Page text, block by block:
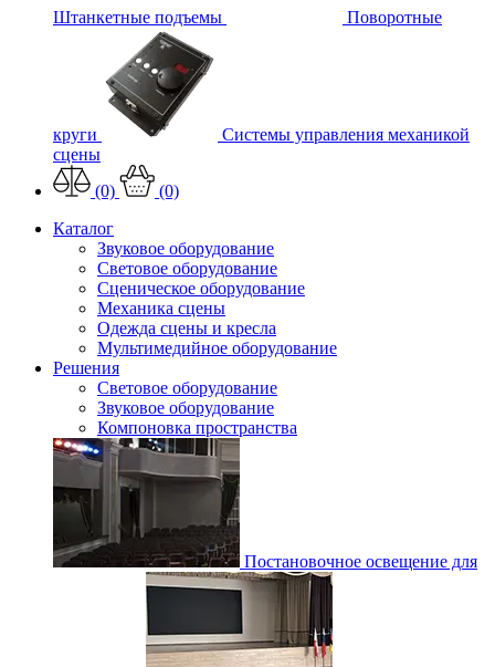
Штанкетные подъемы Поворотные
круги
Системы управления механикой
сцены
(0)
(0)
Каталог
Звуковое оборудование
Световое оборудование
Сценическое оборудование
Механика сцены
Одежда сцены и кресла
Мультимедийное оборудование
Решения
Световое оборудование
Звуковое оборудование
Компоновка пространства
Постановочное освещение для